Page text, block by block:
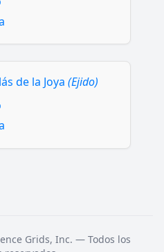
de la Joya (Ejido)
Grids, Inc. — Todos los